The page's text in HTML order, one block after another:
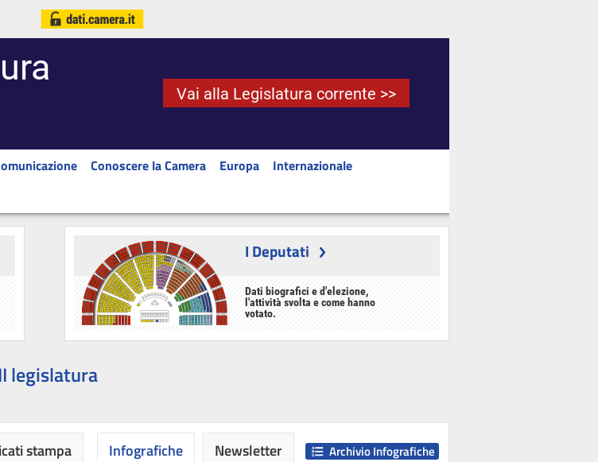
Vai alla Legislatura corrente >>
Conoscere la Camera Europa
Internazionale
I Deputati
Dati biografici e d'elezione,
l'attività svolta e come hanno
votato.
legislatura
stampa Infografiche Archivio Infografiche
Newsletter